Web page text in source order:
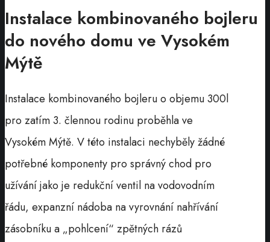
Instalace kombinovaného bojleru
do nového domu ve Vysokém
Mýtě
Instalace kombinovaného bojleru o objemu 300l
pro zatím 3. člennou rodinu proběhla ve
Vysokém Mýtě. V této instalaci nechyběly žádné
potřebné komponenty pro správný chod pro
užívání jako je redukční ventil na vodovodním
řádu, expanzní nádoba na vyrovnání nahřívání
zásobníku a „pohlcení“ zpětných rázů